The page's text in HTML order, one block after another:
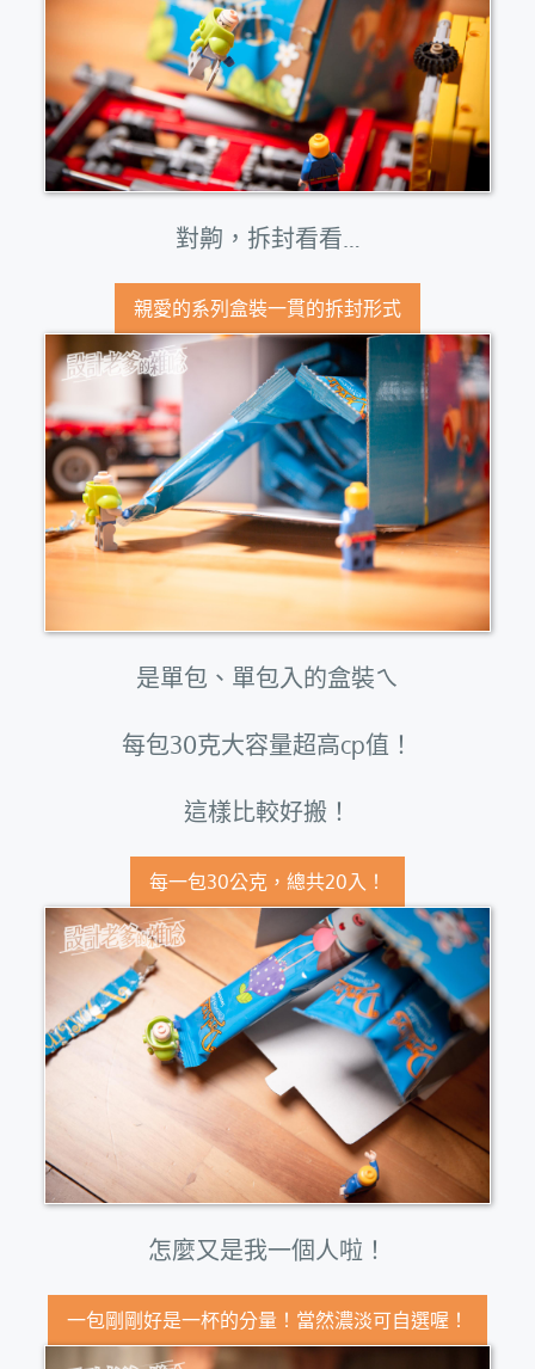
對齁，拆封看看…
親愛的系列盒裝一貫的拆封形式
是單包、單包入的盒裝ㄟ
每包30克大容量超高cp值！
這樣比較好搬！
每一包30公克，總共20入！
怎麼又是我一個人啦！
一包剛剛好是一杯的分量！當然濃淡可自選喔！